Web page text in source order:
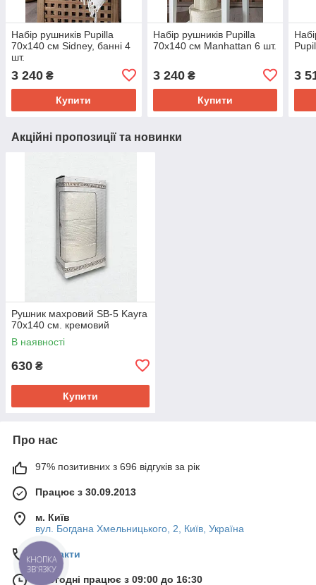
Набір рушників Pupilla
70х140 см Sidney, банні 4
шт.
3 240 ₴
Купити
Набір рушників Pupilla
70х140 см Manhattan 6 шт.
3 240₴
Купити
3
Акційні пропозиції та новинки
Рушник махровий SВ-5 Kayra
70х140 см. кремовий
В наявності
630 ₴
Купити
Про нас
97% позитивних з 696 відгуків за рік
Працює з 30.09.2013
м. Київ
вул. Богдана Хмельницького, 2, Київ, Україна
Контакти
Сьогодні працює з 09:00 до 16:30
КНОПКА
ЗВ'ЯЗКУ